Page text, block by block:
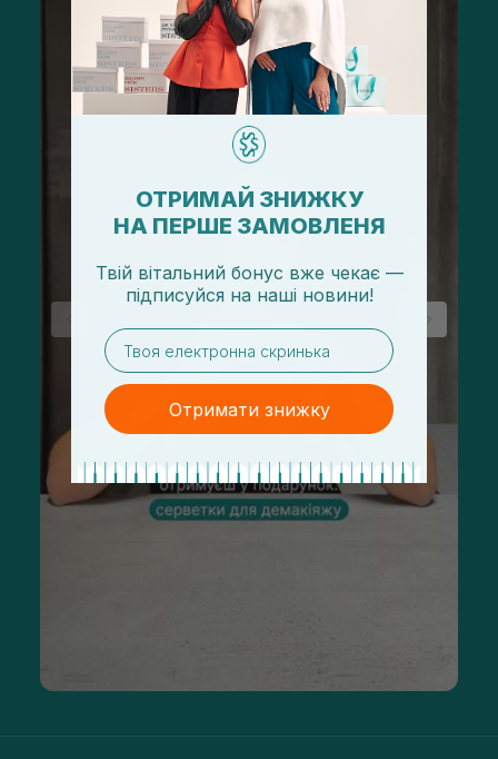
ОТРИМАЙ ЗНИЖКУ
НА ПЕРШЕ ЗАМОВЛЕНЯ
Твій вітальний бонус вже чекає —
підписуйся на наші новини!
email
Отримати знижку